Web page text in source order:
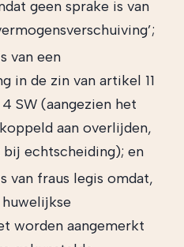
geen sprake is van
van een
in de zin van artikel 11
SW (aangezien het
aan overlijden,
echtscheiding); en
van fraus legis omdat,
huwelijkse
worden aangemerkt